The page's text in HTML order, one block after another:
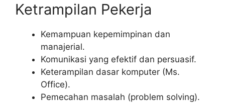
Ketrampilan Pekerja
Kemampuan kepemimpinan dan
manajerial.
Komunikasi yang efektif dan persuasif.
Keterampilan dasar komputer (Ms.
Office).
Pemecahan masalah (problem solving).